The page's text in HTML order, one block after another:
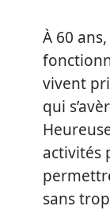
À 60
vivent
qui
activités
sans